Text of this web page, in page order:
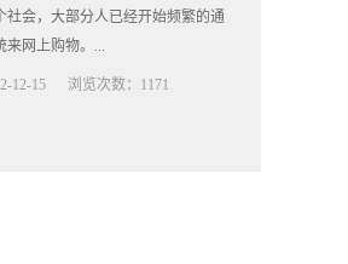
社会，大部分人已经开始频繁的通
来网上购物。...
12-15 浏览次数：1171